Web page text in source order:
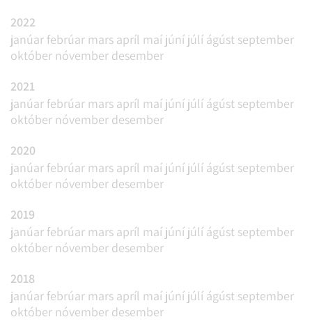
2022
janúar febrúar mars apríl maí júní júlí ágúst september
október nóvember desember
2021
janúar febrúar mars apríl maí júní júlí ágúst september
október nóvember desember
2020
janúar febrúar mars apríl maí júní júlí ágúst september
október nóvember desember
2019
janúar febrúar mars apríl maí júní júlí ágúst september
október nóvember desember
2018
janúar febrúar mars apríl maí júní júlí ágúst september
október nóvember desember